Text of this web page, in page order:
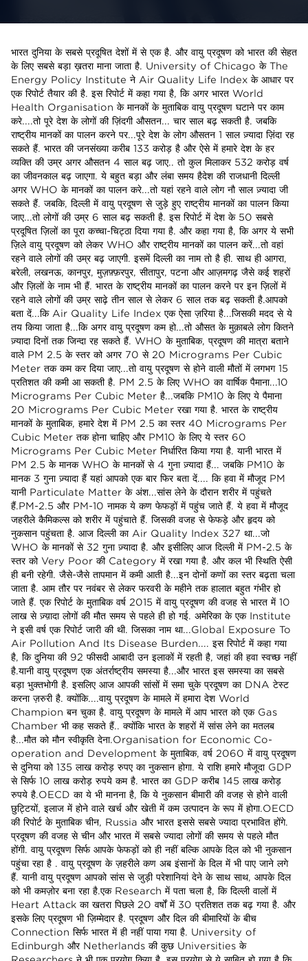
भारत दुनिया के सबसे प्रदूषित देशों में से एक है. और वायु प्रदूषण को भारत की सेहत के लिए सबसे बड़ा ख़तरा माना जाता है. University of Chicago के The Energy Policy Institute ने Air Quality Life Index के आधार पर एक रिपोर्ट तैयार की है. इस रिपोर्ट में कहा गया है, कि अगर भारत World Health Organisation के मानकों के मुताबिक वायु प्रदूषण घटाने पर काम करे....तो पूरे देश के लोगों की ज़िंदगी औसतन... चार साल बढ़ सकती है. जबकि राष्ट्रीय मानकों का पालन करने पर...पूरे देश के लोग औसतन 1 साल ज़्यादा ज़िंदा रह सकते हैं. भारत की जनसंख्या करीब 133 करोड़ है और ऐसे में हमारे देश के हर व्यक्ति की उम्र अगर औसतन 4 साल बढ़ जाए.. तो कुल मिलाकर 532 करोड़ वर्ष का जीवनकाल बढ़ जाएगा. ये बहुत बड़ा और लंबा समय हैदेश की राजधानी दिल्ली अगर WHO के मानकों का पालन करे...तो यहां रहने वाले लोग नौ साल ज़्यादा जी सकते हैं. जबकि, दिल्ली में वायु प्रदूषण से जुड़े हुए राष्ट्रीय मानकों का पालन किया जाए...तो लोगों की उम्र 6 साल बढ़ सकती है. इस रिपोर्ट में देश के 50 सबसे प्रदूषित ज़िलों का पूरा कच्चा-चिट्ठा दिया गया है. और कहा गया है, कि अगर ये सभी ज़िले वायु प्रदूषण को लेकर WHO और राष्ट्रीय मानकों का पालन करें...तो वहां रहने वाले लोगों की उम्र बढ़ जाएगी. इसमें दिल्ली का नाम तो है ही. साथ ही आगरा, बरेली, लखनऊ, कानपुर, मुज़फ़्फ़रपुर, सीतापुर, पटना और आज़मगढ़ जैसे कई शहरों और ज़िलों के नाम भी हैं. भारत के राष्ट्रीय मानकों का पालन करने पर इन ज़िलों में रहने वाले लोगों की उम्र साढ़े तीन साल से लेकर 6 साल तक बढ़ सकती है.आपको बता दें...कि Air Quality Life Index एक ऐसा ज़रिया है...जिसकी मदद से ये तय किया जाता है...कि अगर वायु प्रदूषण कम हो...तो औसत के मुक़ाबले लोग कितने ज़्यादा दिनों तक जिन्दा रह सकते हैं. WHO के मुताबिक, प्रदूषण की मात्रा बताने वाले PM 2.5 के स्तर को अगर 70 से 20 Micrograms Per Cubic Meter तक कम कर दिया जाए...तो वायु प्रदूषण से होने वाली मौतों में लगभग 15 प्रतिशत की कमी आ सकती है. PM 2.5 के लिए WHO का वार्षिक पैमाना...10 Micrograms Per Cubic Meter है...जबकि PM10 के लिए ये पैमाना 20 Micrograms Per Cubic Meter रखा गया है. भारत के राष्ट्रीय मानकों के मुताबिक, हमारे देश में PM 2.5 का स्तर 40 Micrograms Per Cubic Meter तक होना चाहिए और PM10 के लिए ये स्तर 60 Micrograms Per Cubic Meter निर्धारित किया गया है. यानी भारत में PM 2.5 के मानक WHO के मानकों से 4 गुना ज़्यादा हैं... जबकि PM10 के मानक 3 गुना ज़्यादा हैं यहां आपको एक बार फिर बता दें.... कि हवा में मौजूद PM यानी Particulate Matter के अंश...सांस लेने के दौरान शरीर में पहुंचते हैं.PM-2.5 और PM-10 नामक ये कण फेफड़ों में पहुंच जाते हैं. ये हवा में मौजूद जहरीले कैमिकल्स को शरीर में पहुंचाते हैं. जिसकी वजह से फेफड़े और हृदय को नुकसान पहुंचता है. आज दिल्ली का Air Quality Index 327 था...जो WHO के मानकों से 32 गुना ज़्यादा है. और इसीलिए आज दिल्ली में PM-2.5 के स्तर को Very Poor की Category में रखा गया है. और कल भी स्थिति ऐसी ही बनी रहेगी. जैसे-जैसे तापमान में कमी आती है...इन दोनों कणों का स्तर बढ़ता चला जाता है. आम तौर पर नवंबर से लेकर फरवरी के महीने तक हालात बहुत गंभीर हो जाते हैं. एक रिपोर्ट के मुताबिक वर्ष 2015 में वायु प्रदूषण की वजह से भारत में 10 लाख से ज़्य़ादा लोगों की मौत समय से पहले ही हो गई. अमेरिका के एक Institute ने इसी वर्ष एक रिपोर्ट जारी की थी. जिसका नाम था...Global Exposure To Air Pollution And Its Disease Burden.... इस रिपोर्ट में कहा गया है, कि दुनिया की 92 फीसदी आबादी उन इलाकों में रहती है, जहां की हवा स्वच्छ नहीं है.यानी वायु प्रदूषण एक अंतर्राष्ट्रीय समस्या है...और भारत इस समस्या का सबसे बड़ा भुक्तभोगी है. इसलिए आज आपकी सांसों में समा चुके प्रदूषण का DNA टेस्ट करना ज़रुरी है. क्योंकि....वायु प्रदूषण के मामले में हमारा देश World Champion बन चुका है. वायु प्रदूषण के मामले में आप भारत को एक Gas Chamber भी कह सकते हैं.. क्योंकि भारत के शहरों में सांस लेने का मतलब है...मौत को मौन स्वीकृति देना.Organisation for Economic Co-operation and Development के मुताबिक, वर्ष 2060 में वायु प्रदूषण से दुनिया को 135 लाख करोड़ रुपए का नुकसान होगा. ये राशि हमारे मौजूदा GDP से सिर्फ 10 लाख करोड़ रुपये कम है. भारत का GDP करीब 145 लाख करोड़ रुपये है.OECD का ये भी मानना है, कि ये नुकसान बीमारी की वजह से होने वाली छुट्टियों, इलाज में होने वाले खर्च और खेती में कम उत्पादन के रूप में होगा.OECD की रिपोर्ट के मुताबिक चीन, Russia और भारत इससे सबसे ज्यादा प्रभावित होंगे. प्रदूषण की वजह से चीन और भारत में सबसे ज्यादा लोगों की समय से पहले मौत होंगी. वायु प्रदूषण सिर्फ आपके फेफड़ों को ही नहीं बल्कि आपके दिल को भी नुकसान पहुंचा रहा है . वायु प्रदूषण के ज़हरीले कण अब इंसानों के दिल में भी पाए जाने लगे हैं. यानी वायु प्रदूषण आपको सांस से जुड़ी परेशानियां देने के साथ साथ, आपके दिल को भी कमज़ोर बना रहा है.एक Research में पता चला है, कि दिल्ली वालों में Heart Attack का खतरा पिछले 20 वर्षों में 30 प्रतिशत तक बढ़ गया है. और इसके लिए प्रदूषण भी ज़िम्मेदार है. प्रदूषण और दिल की बीमारियों के बीच Connection सिर्फ भारत में ही नहीं पाया गया है. University of Edinburgh और Netherlands की कुछ Universities के Researchers ने भी एक प्रयोग किया है. इस प्रयोग से ये साबित हो गया है कि वाहनों से निकलने वाले धुएं में जो NanoParticles होते हैं. वो आपकी Blood Stream यानी खून की धारा में भी शामिल हो सकते हैं और वहां से आपके दिल में पहुंचकर उसे नुकसान पहुंचा सकते हैं.वाहनों से निकलने वाले धुएं में PM2.5 नामक कण होते हैं, ये कण बहुत ही बारीक होते हैं और अक्सर सांस के ज़रिए आपके शरीर में पहुंच जाते है. लेकिन इनमें से कई कण इतने बारीक होते हैं कि ये फेफड़ों के Filter सिस्टम को भी पार कर जाते हैं और आपके दिल तक पहुंच जाते हैं.डॉक्टरों के मुताबिक प्रदूषण के ये कण दिल में खून पंप करने वाली Arteries में धीरे-धीरे जमा होने लगते हैं. और अगर लंबे समय तक धूल और धुएं के कणों से सामना होता रहे तो Arteries में एक तरह की परत जमा हो जाती है.इससे शरीर की धमनियां सिकुड़ जाती हैं और हार्ट अटैक और Stroke का खतरा पैदा हो जाता है. पिछले वर्ष 1 नवंबर को हमने आपको बताया था कि कैसे प्रदूषण के बारीक कण आपके दिमाग तक भी पहुंच जाते हैं. दिमाग तक पहुंचने वाले ये चुंबकीय कण बहुत ज़हरीले होते हैं. वैज्ञानिकों का ये भी मानना है कि ये कण Alzeimer's जैसी दिमागी बीमारियों का कारण भी बन सकते हैं. कुल मिलाकर आपका पूरा शरीर प्रदूषण की गिरफ्त में है और दिल्ली सहित देश के अलग-अलग शहरों में रहने वाले लोगों के लिए ये खतरा और भी ज़्यादा है. कहते हैं, समाज का भला करने के लिए अच्छी नीयत होनी ज़रूरी है. लेकिन हमारे देश के नेता अपना क़ीमती वक्त उन मुद्दों पर बर्बाद करते हैं, जिनका आम जनता के स्वच्छ और सुरक्षित जीवन से कोई लेना-देना नहीं होता. एक साफ सुथरी सोच कैसे लोगों का जीवन बदल सकती है, इसे समझाने के लिए मैं आपको Netherlands का उदाहरण देना चाहता हूं. Netherlands के Rotterdam शहर को उसके ऐतिहासिक Architecture के लिए पहचाना जाता है.हालांकि, किसी ज़माने में Rotterdam दुनिया के सबसे प्रदूषित शहरों में से एक था. लेकिन, Award-Winning Dutch Designer और Innovator, डान रोज़गार्ड ने 'काले धुएं' से मुक्ति पाने के लिए जो Design तैयार किया है, वो भारत सहित कई देशों की फिज़ाओं को 'शुद्ध हवाओं' वाला वातावरण दे सकता है. अभी आप अपनी टीवी स्क्रीन पर जो Tower देख रहे हैं, वो दुनिया का पहला Smog-Free Tower है. जिसे वर्ष 2015 में Netherlands के Rotterdam शहर में Install किया गया था. Ozone Free ION Technology पर आधारित ये Tower, प्रति घंटे, 30 हज़ार क्यूबिक मीटर प्रदूषित हवा को साफ करता है.7 मीटर ऊंचे Smog-Free Tower को इस तरह Design किया गया है, ताकि वो गंदी हवा को किसी Vacuum Cleaner की तरह अपने अंदर खींच सके. इसके बाद ये Tower गंदी हवा को Filter करता है, और Smog Free Air को बाहर निकालता है Netherlands में हुए Outdoor Test के दौरान ये पाया गया, कि Smog-Free Tower की मदद से, 60 फीसदी प्रदूषित हवा को शुद्ध करने में क़ामयाबी मिली. जब इस Tower को एक पार्किंग Garage के अंदर लगाया गया, तो इसने वहां की 70 फीसदी प्रदूषित हवा को शुद्ध कर दिया. Smog Free Tower, वातावरण में मौजूद PM 2.5 और PM10 जैसे खतरनाक कणों के 75 फीसदी अंश को अपने अंदर खींच लेता है. इसके बाद शुद्ध हवा Tower के चारों तरफ फैल जाती है. जब Smog Free Tower प्रदूषित हवा को अपने अंदर खींचता है, तो वो हवा में मौजूद कार्बन के कणों को भी जमा कर लेता है. जिसकी मदद से कार्बन की अंगूठियां बनाई जाती है. आपको शायद पता नहीं होगा, कि हीरा असलियत में कार्बन के अणुओं से ही मिलकर बना होता है. इसलिए इन अंगूठियों की तुलना हीरे से भी की जा रही है. आपको ये भी बता दें...कि खुद रोज़गार्ड वर्ष 2018 तक भारत में Smog Free Project की शुरुआत करना चाहते हैं. और उनका पहला लक्ष्य होगा...देश की राजधानी दिल्ली. इसके संबंध में वो अपनी इच्छा पहले ही ज़ाहिर कर चुके हैं. हालांकि, इसके लिए केंद्र और राज्य सरकार को भी आगे आने की ज़रुरत है. तभी जाकर....भारत की प्रदूषित हवा वाली समस्या का निदान हो पाएगा यहां पर आपको कुछ ज़रूरी टिप्स देना भी, हम अपनी ज़िम्मेदारी समझते हैं, ताकि आप प्रदूषण के इस आपातकाल में सुरक्षित रह सकें.आपके लिए सबसे पहली सलाह यही है, कि 5 रुपये वाला Disposable Mask मत खरीदिए.. ये आपको प्रदूषण के कणों से नहीं बचाएगा. आपको ऐसे मास्क की ज़रूरत है, जिसमें कार्बन फिल्टर लेयर हो. ऐसे मास्क की कीमत 70 रुपये से लेकर 400 रुपये तक है, साथ ही ये मास्क Online भी उपलब्ध है. अगर संभव हो, तो घर पर एयर प्यूरीफायर लगवाइए. ये प्यूरीफायर वैक्यूम की तरह काम करते हैं, और हवा में मौजूद ख़तरनाक कणों को Filter कर देते हैं. बड़ों की तुलना में बच्चे, ज़्यादा तेज़ी से सांस लेते हैं जिससे उनके लिए प्रदूषण का खतरा बढ़ जाता है. इसलिए बच्चों का ख़ास ख्याल रखें और कम से कम घर के अंदर के वातावरण को प्रदूषण मुक्त रखें.दिन के मुकाबले रात में प्रदूषण का ख़तरा ज़्यादा होता है. तापमान जितना कम और मौसम जितना ठंडा होगा, हवा में मौजूद प्रदूषण के ज़हर की मारक क्षमता उतनी ही ज़्यादा होगी, इसलिए ठंड के मौसम में रात में बाहर जाते हुए सावधानी बरतें. घर के अंदर लगाए जाने वाले कुछ पौधे ज़हरीली हवा को साफ करने में मददगार साबित होते हैं.. उदाहरण के तौर पर Weeping fig, Peace lily, Devil's Ivy, और Flamingo Flower, ये सारे ही पौधे Indoor Plants हैं. 5 से 6 बड़े गमलों में इन पौधों को लगाकर आप अपने घर के अंदर के प्रदूषण में 50 प्रतिशत तक की कमी ला सकते हैं.ये एक बहुत बड़ी विडंबना है कि हमारे देश में जात-पात, धर्म, राजनीति और भारत-पाकिस्तान और असहनशीलता जैसे मुद्दों पर सब ध्यान देते हैं, देश के GDP और आर्थिक विकास पर भी जमकर विचार विमर्श होता है. लेकिन साफ हवा और साफ पानी की बात कोई नहीं करता है . प्रदूषण हमारे देश के नेताओं की Priority List में है ही नहीं. वायु प्रदूषण की वजह से भारत में हर साल लाखों लोगों की मौत हो रही है.. लेकिन हमारे देश के नेताओं के लिए ये कोई मुद्दा नहीं है. इसे लेकर कोई विरोध प्रदर्शन नहीं होते... कोई कैंडल मार्च नहीं निकाले जाते.. और किसी का इस्तीफा भी नहीं मांगा जाता. भारत में राजनीतिक पार्टियों के मेनीफेस्टो में आपको तरह तरह के गैरज़रूरी मुद्दे मिल जाएंगे.. लेकिन आपको प्रदूषण का मुद्दा शायद ढूंढने से